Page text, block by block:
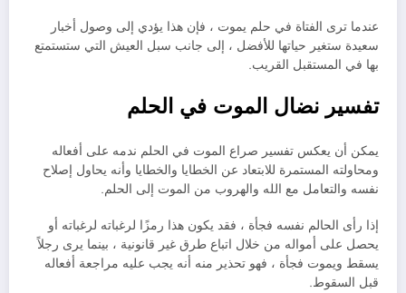
عندما ترى الفتاة في حلم يموت ، فإن هذا يؤدي إلى وصول أخبار
سعيدة ستغير حياتها للأفضل ، إلى جانب سبل العيش التي ستستمتع
بها في المستقبل القريب.
تفسير نضال الموت في الحلم
يمكن أن يعكس تفسير صراع الموت في الحلم ندمه على أفعاله
ومحاولته المستمرة للابتعاد عن الخطايا والخطايا وأنه يحاول إصلاح
نفسه والتعامل مع الله والهروب من الموت إلى الحلم.
إذا رأى الحالم نفسه فجأة ، فقد يكون هذا رمزًا لرغباته لرغباته أو
يحصل على أمواله من خلال اتباع طرق غير قانونية ، بينما يرى رجلاً
يسقط ويموت فجأة ، فهو تحذير منه أنه يجب عليه مراجعة أفعاله
قبل السقوط.